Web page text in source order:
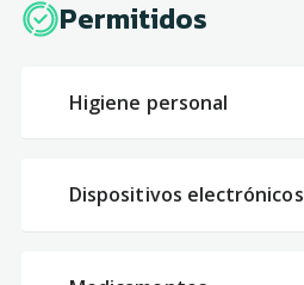
Permitidos
Higiene personal
Dispositivos electrónicos